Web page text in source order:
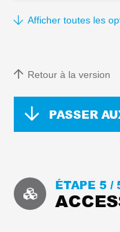
Afficher toutes les
Retour à la version
PASSER
ÉTAPE 5 /